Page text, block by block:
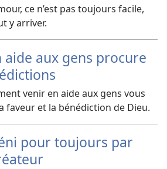
ce n’est pas toujours facile,
y arriver.
aide aux gens procure
venir en aide aux gens vous
faveur et la bénédiction de Dieu.
pour toujours par